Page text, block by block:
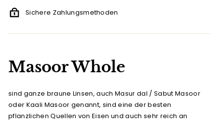
Sichere Zahlungsmethoden
Masoor Whole
sind ganze braune Linsen, auch Masur dal / Sabut Masoor
oder Kaali Masoor genannt, sind eine der besten
pflanzlichen Quellen von Eisen und auch sehr reich an